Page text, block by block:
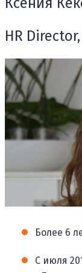
HR
Более 6
С июля